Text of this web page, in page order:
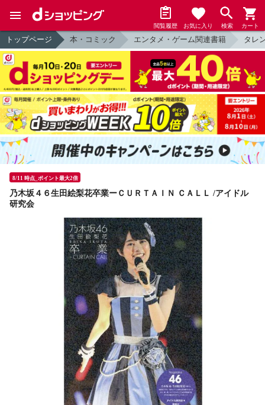
閲覧履歴 お気に入り 検索 カート
トップページ 本・コミック エンタメ・ゲーム関連書籍 タレ
8/11 時点_ポイント最大2倍
乃木坂４６生田絵梨花卒業ーＣＵＲＴＡＩＮ ＣＡＬＬ /アイドル
研究会